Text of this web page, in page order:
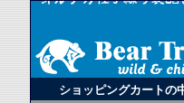
ショッピングカートの